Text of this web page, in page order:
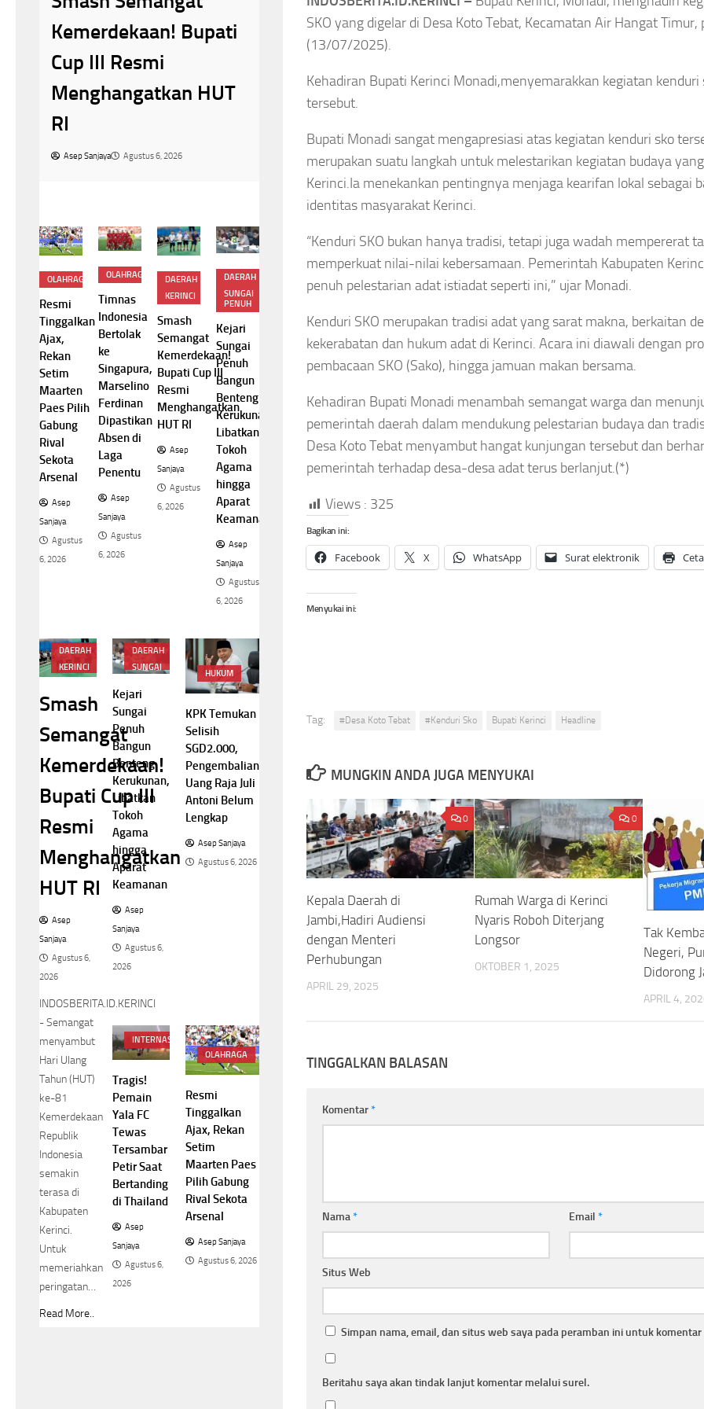
SKO yang digelar di Desa Koto Tebat, Kecamatan Air Hangat Timur,
(13/07/2025).
Kehadiran Bupati Kerinci Monadi,menyemarakkan kegiatan kenduri
tersebut.
Bupati Monadi sangat mengapresiasi atas kegiatan kenduri sko
merupakan suatu langkah untuk melestarikan kegiatan budaya
Kerinci.Ia menekankan pentingnya menjaga kearifan lokal sebagai
identitas masyarakat Kerinci.
“Kenduri SKO bukan hanya tradisi, tetapi juga wadah mempererat
memperkuat nilai-nilai kebersamaan. Pemerintah Kabupaten
penuh pelestarian adat istiadat seperti ini,” ujar Monadi.
Kenduri SKO merupakan tradisi adat yang sarat makna, berkaitan
kekerabatan dan hukum adat di Kerinci. Acara ini diawali dengan
pembacaan SKO (Sako), hingga jamuan makan bersama.
Kehadiran Bupati Monadi menambah semangat warga dan
pemerintah daerah dalam mendukung pelestarian budaya dan
Desa Koto Tebat menyambut hangat kunjungan tersebut dan
pemerintah terhadap desa-desa adat terus berlanjut.(*)
Views : 325
Bagikan ini:
Facebook X WhatsApp Surat elektronik
Menyukai ini:
Tag: #Desa Koto Tebat #Kenduri Sko Bupati Kerinci Headline
MUNGKIN ANDA JUGA MENYUKAI
0
Kepala Daerah di
Jambi,Hadiri Audiensi
dengan Menteri
Perhubungan
APRIL 29, 2025
0
Rumah Warga di Kerinci
Nyaris Roboh Diterjang
Longsor
OKTOBER 1, 2025
Tak
Negeri,
Didorong
APRIL 4,
TINGGALKAN BALASAN
Komentar*
Nama* Email*
Situs Web
Simpan nama, email, dan situs web saya pada peramban ini untuk
Beritahu saya akan tindak lanjut komentar melalui surel.
Kemerdekaan! Bupati
Cup III Resmi
Menghangatkan HUT
RI
Asep Sanjaya Agustus 6, 2026
Bangun Benteng
Kerukunan, Libatkan
Tokoh Agama hingga
Aparat Keamanan
Asep Sanjaya Agustus 6, 2026
KPK Temukan Selisih
Pengembalian Uang
Lengkap
OLAHRAGA
Resmi
Tinggalkan
Ajax,
Rekan
Setim
Maarten
Paes Pilih
Gabung
Rival
Sekota
Arsenal
Asep
Sanjaya
Agustus
6, 2026
OLAHRAGA
Timnas
Indonesia
Bertolak
ke
Singapura,
Marselino
Ferdinan
Dipastikan
Absen di
Laga
Penentu
Asep
Sanjaya
Agustus
6, 2026
DAERAH
KERINCI
Smash
Semangat
Kemerdekaan!
Bupati Cup III
Resmi
Menghangatkan
HUT RI
Asep
Sanjaya
Agustus
6, 2026
DAERAH
SUNGAI
PENUH
Kejari
Sungai
Penuh
Bangun
Benteng
Kerukunan,
Libatkan
Tokoh
Agama
hingga
Aparat
Keamanan
Asep
Sanjaya
Agustus
6, 2026
HUKUM
Selisih
SGD2.000,
Pengembalian
Uang Raja Juli
Antoni Belum
Lengkap
Agustus
Pemain
Yala FC
Tewas
Tersambar
Bertanding
di Thailand
Asep
Sanjaya
6, 2026
OLAHRAGA
Tinggalkan
Ajax,
Setim
Paes Pilih
Gabung
Rival
Sekota
Arsenal
6, 2026
Indonesia
ke
Singapura,
Ferdinan
Dipastikan
Absen di
Laga
Penentu
6, 2026
DAERAH
KERINCI
Smash
Semangat
Kemerdekaan!
Bupati Cup III
Resmi
Menghangatkan
HUT RI
Asep
Sanjaya
Agustus 6,
2026
INDOSBERITA.ID.KERINCI
- Semangat
menyambut
Hari Ulang
Tahun (HUT)
ke-81
Kemerdekaan
Republik
Indonesia
semakin
terasa di
Kabupaten
Kerinci.
Untuk
memeriahkan
peringatan…
Read More..
DAERAH
SUNGAI
PENUH
Kejari
Sungai
Penuh
Bangun
Benteng
Kerukunan,
Libatkan
Tokoh
Agama
hingga
Aparat
Keamanan
Asep
Sanjaya
Agustus 6,
2026
HUKUM
KPK Temukan
Selisih
SGD2.000,
Pengembalian
Uang Raja Juli
Antoni Belum
Lengkap
Asep Sanjaya
Agustus 6, 2026
INTERNASIONAL
Tragis!
Pemain
Yala FC
Tewas
Tersambar
Petir Saat
Bertanding
di Thailand
Asep
Sanjaya
Agustus 6,
2026
OLAHRAGA
Resmi
Tinggalkan
Ajax, Rekan
Setim
Maarten Paes
Pilih Gabung
Rival Sekota
Arsenal
Asep Sanjaya
Agustus 6, 2026